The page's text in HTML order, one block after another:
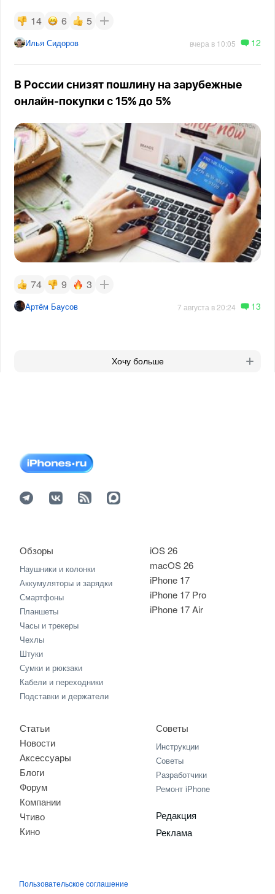
14 6 5
Илья Сидоров вчера в 10:05 12
В России снизят пошлину на зарубежные
онлайн-покупки с 15% до 5%
74 9 3
Артём Баусов 7 августа в 20:24 13
Хочу больше
iOS 26
macOS 26
iPhone 17
iPhone 17 Pro
iPhone 17 Air
Обзоры
Наушники и колонки
Аккумуляторы и зарядки
Смартфоны
Планшеты
Часы и трекеры
Чехлы
Штуки
Сумки и рюкзаки
Кабели и переходники
Подставки и держатели
Статьи
Новости
Аксессуары
Блоги
Форум
Компании
Чтиво
Кино
Советы
Инструкции
Советы
Разработчики
Ремонт iPhone
Редакция
Реклама
Пользовательское соглашение